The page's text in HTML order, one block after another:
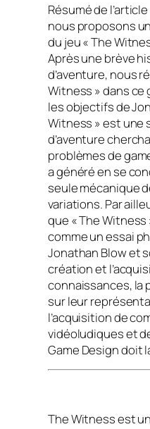
Résumé de
nous proposons
du jeu « The
Après une brève
d’aventure, nous
Witness » dans
les objectifs de
Witness » est une
d’aventure
problèmes de
a généré en se
seule mécanique
variations. Par
que « The
comme un essai
Jonathan Blow et
création et
connaissances, la
sur leur
l’acquisition de
vidéoludiques et
Game Design doit
The Witness est